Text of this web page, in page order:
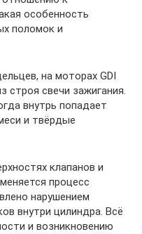
особенность
поломок и
на моторах GDI
строя свечи зажигания.
внутрь попадает
и твёрдые
клапанов и
процесс
нарушением
внутри цилиндра. Всё
и возникновению